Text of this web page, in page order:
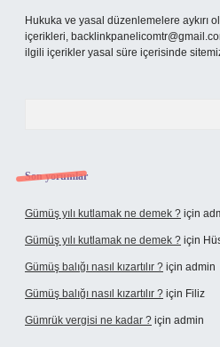
Hukuka ve yasal düzenlemelere aykırı
içerikleri,
ilgili içerikler yasal süre içerisinde
Son yorumlar
Gümüş yılı kutlamak ne demek ? için
Gümüş yılı kutlamak ne demek ? için
Gümüş balığı nasıl kızartılır ? için admin
Gümüş balığı nasıl kızartılır ? için Filiz
Gümrük vergisi ne kadar ? için admin